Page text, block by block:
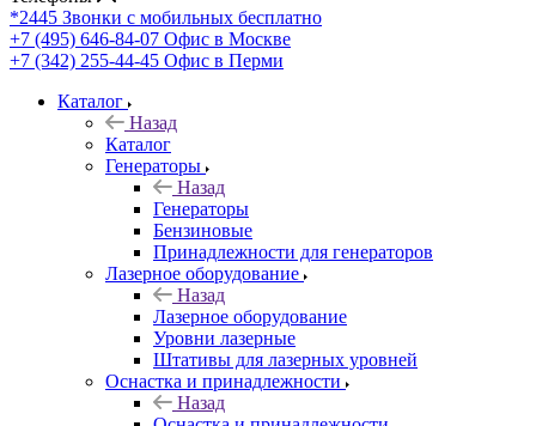
*2445 Звонки с мобильных бесплатно
+7 (495) 646-84-07 Офис в Москве
+7 (342) 255-44-45 Офис в Перми
Каталог
Назад
Каталог
Генераторы
Назад
Генераторы
Бензиновые
Принадлежности для генераторов
Лазерное оборудование
Назад
Лазерное оборудование
Уровни лазерные
Штативы для лазерных уровней
Оснастка и принадлежности
Назад